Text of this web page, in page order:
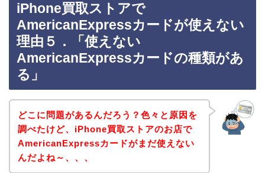
iPhone買取ストアで
AmericanExpressカードが使えない
理由５．「使えない
AmericanExpressカードの種類があ
る」
どこに問題があるんだろう？色々と原因を
調べたけど、iPhone買取ストアのお店で
AmericanExpressカードがまだ使えない
んだよね～、、、